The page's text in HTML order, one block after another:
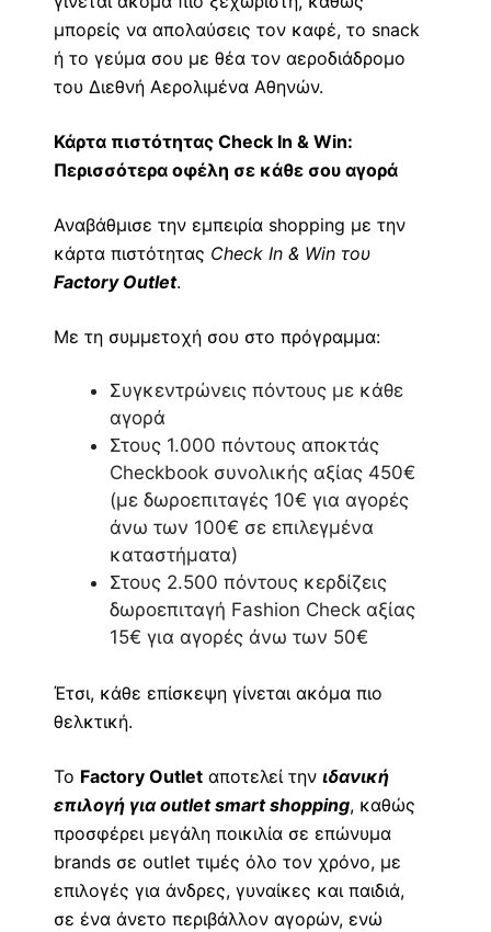
μπορείς να απολαύσεις τον καφέ, το snack
ή το γεύμα σου με θέα τον αεροδιάδρομο
του Διεθνή Αερολιμένα Αθηνών.
Κάρτα πιστότητας Check In & Win:
Περισσότερα οφέλη σε κάθε σου αγορά
Αναβάθμισε την εμπειρία shopping με την
κάρτα πιστότητας Check In & Win του
Factory Outlet.
Με τη συμμετοχή σου στο πρόγραμμα:
Συγκεντρώνεις πόντους με κάθε
αγορά
Στους 1.000 πόντους αποκτάς
Checkbook συνολικής αξίας 450€
(με δωροεπιταγές 10€ για αγορές
άνω των 100€ σε επιλεγμένα
καταστήματα)
Στους 2.500 πόντους κερδίζεις
δωροεπιταγή Fashion Check αξίας
15€ για αγορές άνω των 50€
Έτσι, κάθε επίσκεψη γίνεται ακόμα πιο
θελκτική.
Το Factory Outlet αποτελεί την ιδανική
επιλογή για outlet smart shopping, καθώς
προσφέρει μεγάλη ποικιλία σε επώνυμα
brands σε outlet τιμές όλο τον χρόνο, με
επιλογές για άνδρες, γυναίκες και παιδιά,
σε ένα άνετο περιβάλλον αγορών, ενώ